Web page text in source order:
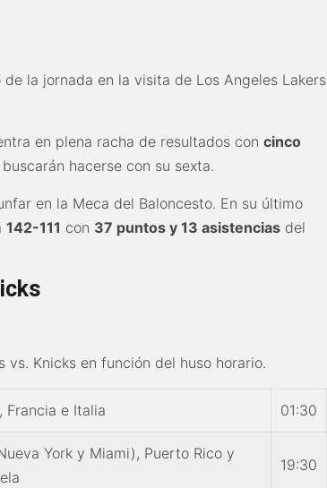
la jornada en la visita de Los Angeles Lakers
en plena racha de resultados concinco
hacerse con su sexta.
en la Meca del Baloncesto. En su último
142-111 con 37 puntos y 13 asistencias del
vs. Knicks en función del huso horario.
Francia e Italia 01:30
York y Miami), Puerto Rico y
19:30